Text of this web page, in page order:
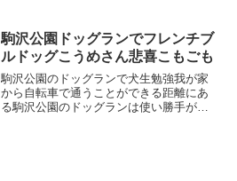
欲しい。そんな想いが沢山詰まったチ
ャ...
駒沢公園ドッグランでフレンチブ
ルドッグこうめさん悲喜こもごも
駒沢公園のドッグランで犬生勉強我が家
から自転車で通うことができる距離にあ
る駒沢公園のドッグランは使い勝手が良